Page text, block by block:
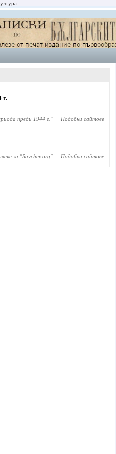
г.
преди 1944 г. " Подобни сайтове
за "Savchev.org" Подобни сайтове